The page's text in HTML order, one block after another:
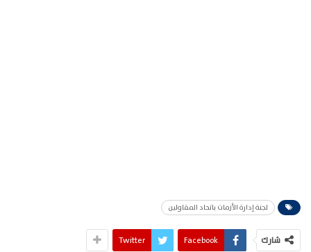
لجنة إدارة الأزمات باتحاد المقاولين
شارك Facebook
Twitter